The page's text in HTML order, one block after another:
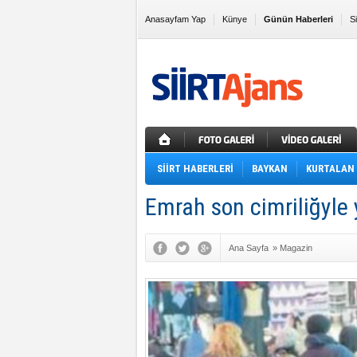
Anasayfam Yap Künye Günün Haberleri
Sık Kullanılanlara Ekle
SİİRT HABERLERİ BAYKAN KURTALAN
Emrah son cimriliğyle
Ana Sayfa » Magazin